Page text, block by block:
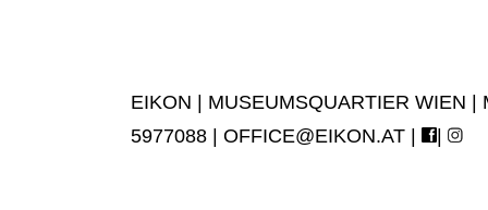
EIKON | MUSEUMSQUARTIER WIEN
5977088 | OFFICE@EIKON.AT | |